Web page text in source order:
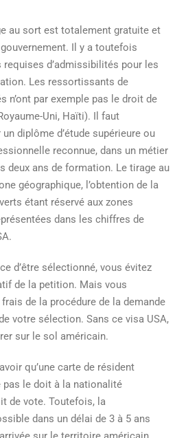
au sort est totalement gratuite et
Il y a toutefois
d’admissibilités pour les
Les ressortissants de
n’ont par exemple pas le droit de
Uni, Haïti). Il faut
diplôme d’étude supérieure ou
reconnue, dans un métier
deux ans de formation. Le tirage au
géographique, l’obtention de la
étant réservé aux zones
dans les chiffres de
d’être sélectionné, vous évitez
de la petition. Mais vous
frais de la procédure de la demande
votre sélection. Sans ce visa USA,
sur le sol américain.
qu’une carte de résident
pas le doit à la nationalité
de vote. Toutefois, la
dans un délai de 3 à 5 ans